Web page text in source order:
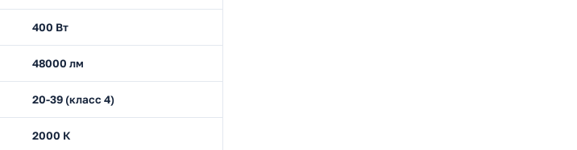
400 Вт
48000 лм
20-39 (класс 4)
2000 К